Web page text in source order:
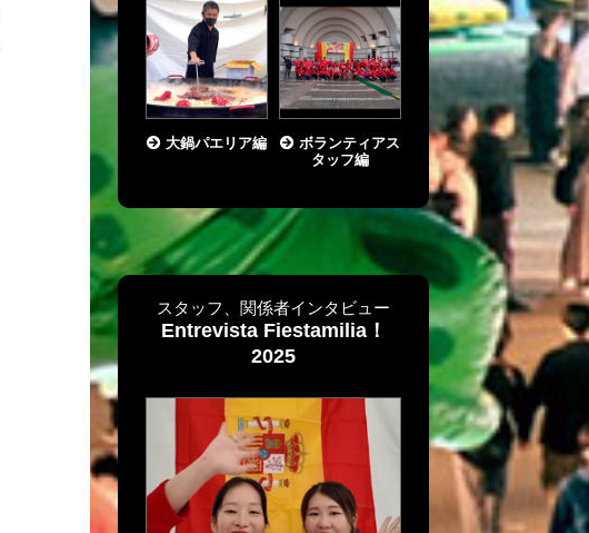
大鍋パエリア編
ボランティアス
タッフ編
スタッフ、関係者インタビュー
Entrevista Fiestamilia！
2025